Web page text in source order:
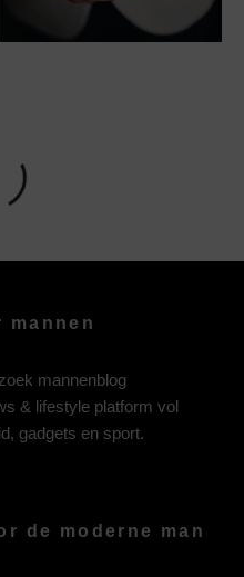
mannenblog
& lifestyle platform vol
gadgets en sport.
de moderne man